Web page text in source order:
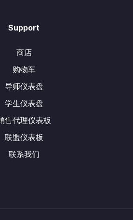
Support
商店
购物车
导师仪表盘
学生仪表盘
售代理仪表板
联盟仪表板
联系我们